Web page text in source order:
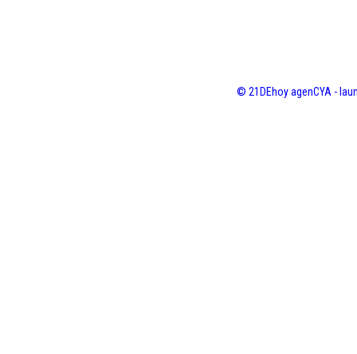
© 21DEhoy agenCYA -